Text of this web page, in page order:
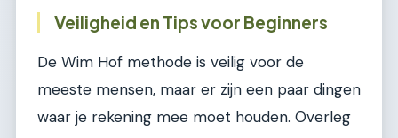
Veiligheid en Tips voor Beginners
De Wim Hof methode is veilig voor de
meeste mensen, maar er zijn een paar dingen
waar je rekening mee moet houden. Overleg